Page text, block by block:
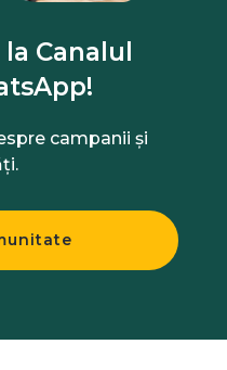
Canalul
campanii și